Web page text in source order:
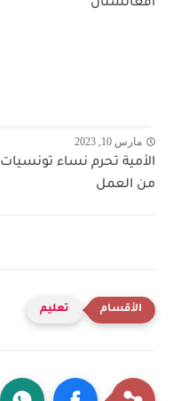
أفغانستان
مارس 10, 2023
الأمية تحرم نساء تونسيات
من العمل
تعليم